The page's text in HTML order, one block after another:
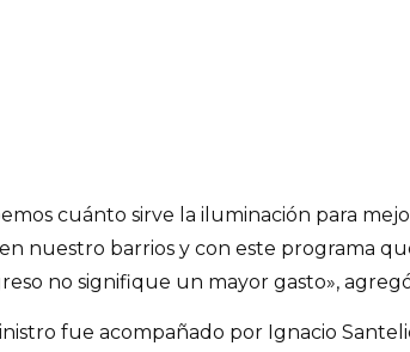
cuánto sirve la iluminación para
nuestro barrios y con este programa
no signifique un mayor gasto»,
fue acompañado por Ignacio